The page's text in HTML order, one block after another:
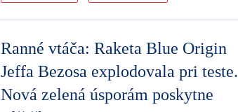
Ranné vtáča: Raketa Blue Origin
Jeffa Bezosa explodovala pri teste.
Nová zelená úsporám poskytne